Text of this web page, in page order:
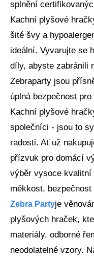
splnění
Kachní plyšové
šité švy a
ideální. Vyvarujte se
díly, abyste zabránili
Zebraparty jsou
úplná bezpečnost
Kachní plyšové
společníci - jsou to
radosti. Ať už
přízvuk pro domácí
výběr vysoce
měkkost, bezpečnost
Zebra Partyje
plyšových hraček,
materiály, odborné
neodolatelné vzory.